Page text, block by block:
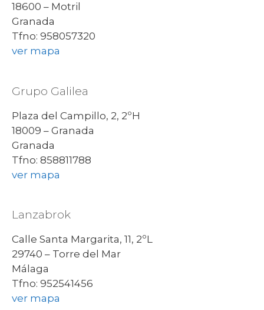
18600 – Motril
Granada
Tfno: 958057320
ver mapa
Grupo Galilea
Plaza del Campillo, 2, 2ºH
18009 – Granada
Granada
Tfno: 858811788
ver mapa
Lanzabrok
Calle Santa Margarita, 11, 2ºL
29740 – Torre del Mar
Málaga
Tfno: 952541456
ver mapa